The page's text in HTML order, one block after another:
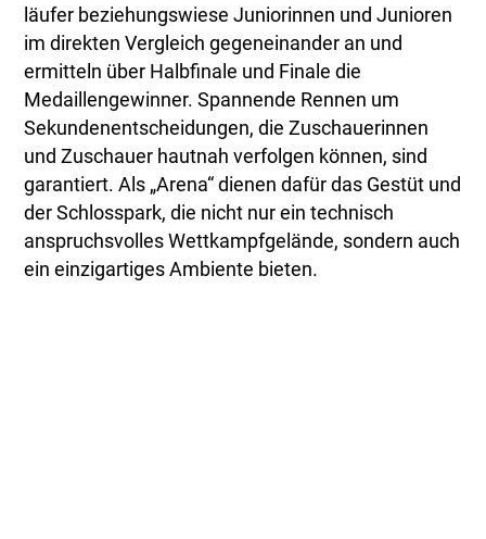
läufer beziehungswiese Juniorinnen und Junioren
im direkten Vergleich gegeneinander an und
ermitteln über Halbfinale und Finale die
Medaillengewinner. Spannende Rennen um
Sekundenentscheidungen, die Zuschauerinnen
und Zuschauer hautnah verfolgen können, sind
garantiert. Als „Arena“ dienen dafür das Gestüt und
der Schlosspark, die nicht nur ein technisch
anspruchsvolles Wettkampfgelände, sondern auch
ein einzigartiges Ambiente bieten.